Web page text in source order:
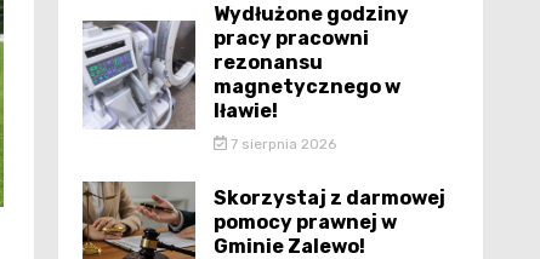
Wydłużone godziny
pracy pracowni
rezonansu
magnetycznego w
Iławie!
7 sierpnia 2026
Skorzystaj z darmowej
pomocy prawnej w
Gminie Zalewo!